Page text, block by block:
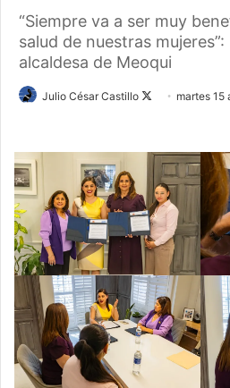
“Siempre va a ser muy
salud de nuestras
alcaldesa de Meoqui
Julio César Castillo
Followmartes 15